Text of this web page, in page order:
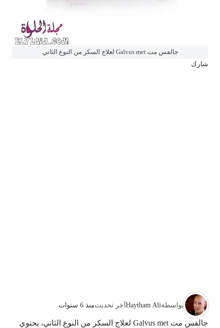
جالفس مت Galvus met لعلاج السكر من النوع الثاني
شارك
بواسطةHaytham Aliآخر تحديثمنذ 6 سنوات
جالفس مت Galvus met لعلاج السكر من النوع الثاني، يحتوي